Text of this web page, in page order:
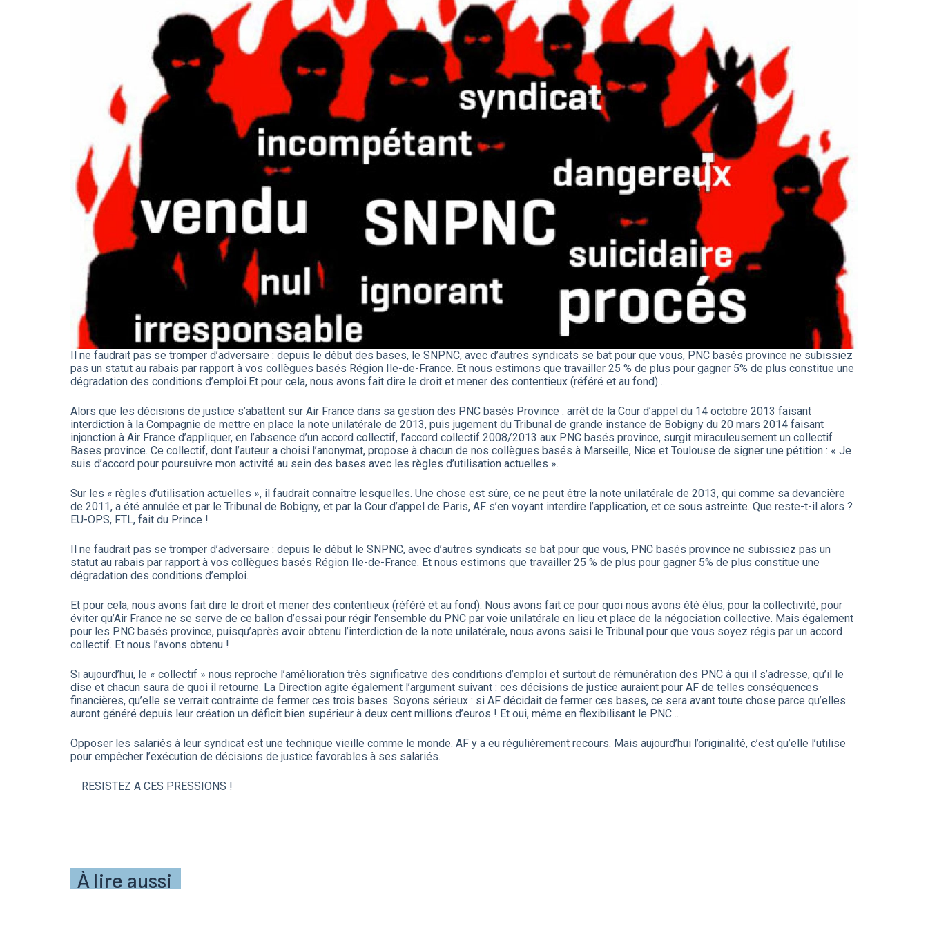
Il ne faudrait pas se tromper d’adversaire : depuis le début des bases, le SNPNC, avec d’autres syndicats se bat pour que vous, PNC basés province ne subissiez
pas un statut au rabais par rapport à vos collègues basés Région Ile-de-France. Et nous estimons que travailler 25 % de plus pour gagner 5% de plus constitue une
dégradation des conditions d’emploi.Et pour cela, nous avons fait dire le droit et mener des contentieux (référé et au fond)…
Alors que les décisions de justice s’abattent sur Air France dans sa gestion des PNC basés Province : arrêt de la Cour d’appel du 14 octobre 2013 faisant
interdiction à la Compagnie de mettre en place la note unilatérale de 2013, puis jugement du Tribunal de grande instance de Bobigny du 20 mars 2014 faisant
injonction à Air France d’appliquer, en l’absence d’un accord collectif, l’accord collectif 2008/2013 aux PNC basés province, surgit miraculeusement un collectif
Bases province. Ce collectif, dont l’auteur a choisi l’anonymat, propose à chacun de nos collègues basés à Marseille, Nice et Toulouse de signer une pétition : « Je
suis d’accord pour poursuivre mon activité au sein des bases avec les règles d’utilisation actuelles ».
Sur les « règles d’utilisation actuelles », il faudrait connaître lesquelles. Une chose est sûre, ce ne peut être la note unilatérale de 2013, qui comme sa devancière
de 2011, a été annulée et par le Tribunal de Bobigny, et par la Cour d’appel de Paris, AF s’en voyant interdire l’application, et ce sous astreinte. Que reste-t-il alors ?
EU-OPS, FTL, fait du Prince !
Il ne faudrait pas se tromper d’adversaire : depuis le début le SNPNC, avec d’autres syndicats se bat pour que vous, PNC basés province ne subissiez pas un
statut au rabais par rapport à vos collègues basés Région Ile-de-France. Et nous estimons que travailler 25 % de plus pour gagner 5% de plus constitue une
dégradation des conditions d’emploi.
Et pour cela, nous avons fait dire le droit et mener des contentieux (référé et au fond). Nous avons fait ce pour quoi nous avons été élus, pour la collectivité, pour
éviter qu’Air France ne se serve de ce ballon d’essai pour régir l’ensemble du PNC par voie unilatérale en lieu et place de la négociation collective. Mais également
pour les PNC basés province, puisqu’après avoir obtenu l’interdiction de la note unilatérale, nous avons saisi le Tribunal pour que vous soyez régis par un accord
collectif. Et nous l’avons obtenu !
Si aujourd’hui, le « collectif » nous reproche l’amélioration très significative des conditions d’emploi et surtout de rémunération des PNC à qui il s’adresse, qu’il le
dise et chacun saura de quoi il retourne. La Direction agite également l’argument suivant : ces décisions de justice auraient pour AF de telles conséquences
financières, qu’elle se verrait contrainte de fermer ces trois bases. Soyons sérieux : si AF décidait de fermer ces bases, ce sera avant toute chose parce qu’elles
auront généré depuis leur création un déficit bien supérieur à deux cent millions d’euros ! Et oui, même en flexibilisant le PNC…
Opposer les salariés à leur syndicat est une technique vieille comme le monde. AF y a eu régulièrement recours. Mais aujourd’hui l’originalité, c’est qu’elle l’utilise
pour empêcher l’exécution de décisions de justice favorables à ses salariés.
RESISTEZ A CES PRESSIONS !
À lire aussi